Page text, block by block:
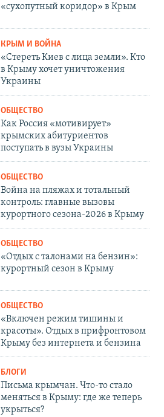
«сухопутный коридор» в Крым
КРЫМ И ВОЙНА
«Стереть Киев с лица земли». Кто
в Крыму хочет уничтожения
Украины
ОБЩЕСТВО
Как Россия «мотивирует»
крымских абитуриентов
поступать в вузы Украины
ОБЩЕСТВО
Война на пляжах и тотальный
контроль: главные вызовы
курортного сезона-2026 в Крыму
ОБЩЕСТВО
«Отдых с талонами на бензин»:
курортный сезон в Крыму
ОБЩЕСТВО
«Включен режим тишины и
красоты». Отдых в прифронтовом
Крыму без интернета и бензина
БЛОГИ
Письма крымчан. Что-то стало
меняться в Крыму: где же теперь
укрыться?